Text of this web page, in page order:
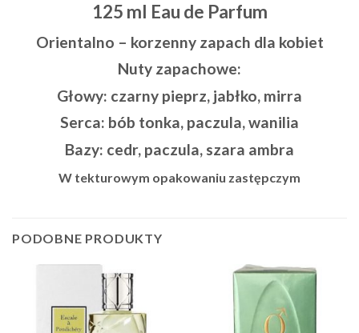
125 ml Eau de Parfum
Orientalno – korzenny zapach dla kobiet
Nuty zapachowe:
Głowy: czarny pieprz, jabłko, mirra
Serca: bób tonka, paczula, wanilia
Bazy: cedr, paczula, szara ambra
W tekturowym opakowaniu zastępczym
PODOBNE PRODUKTY